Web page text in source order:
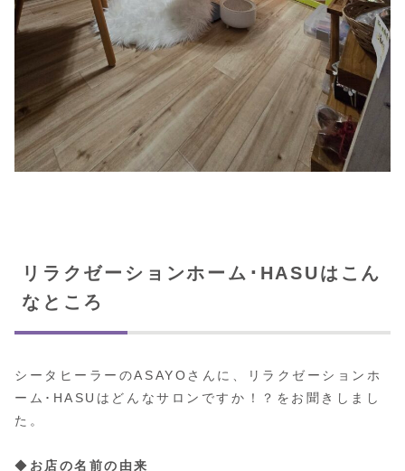
リラクゼーションホーム･HASUはこん
なところ
シータヒーラーのASAYOさんに、リラクゼーションホ
ーム･HASUはどんなサロンですか！？をお聞きしまし
た。
◆ お店の名前の由来